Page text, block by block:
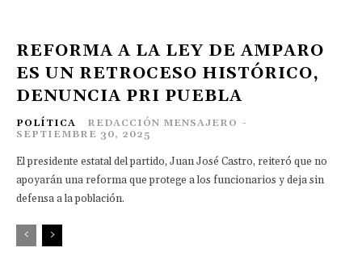
REFORMA A LA LEY DE AMPARO
ES UN RETROCESO HISTÓRICO,
DENUNCIA PRI PUEBLA
POLÍTICA REDACCIÓN MENSAJERO -
SEPTIEMBRE 30, 2025
El presidente estatal del partido, Juan José Castro, reiteró que no
apoyarán una reforma que protege a los funcionarios y deja sin
defensa a la población.